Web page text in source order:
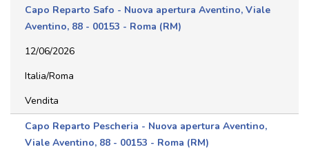
Capo Reparto Safo - Nuova apertura Aventino, Viale
Aventino, 88 - 00153 - Roma (RM)
12/06/2026
Italia/Roma
Vendita
Capo Reparto Pescheria - Nuova apertura Aventino,
Viale Aventino, 88 - 00153 - Roma (RM)